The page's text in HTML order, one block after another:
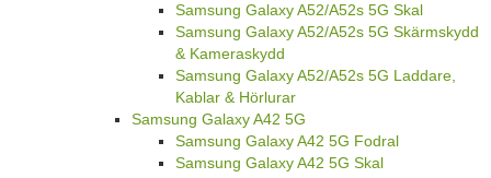
Samsung Galaxy A52/A52s 5G Skal
Samsung Galaxy A52/A52s 5G Skärmskydd
& Kameraskydd
Samsung Galaxy A52/A52s 5G Laddare,
Kablar & Hörlurar
Samsung Galaxy A42 5G
Samsung Galaxy A42 5G Fodral
Samsung Galaxy A42 5G Skal